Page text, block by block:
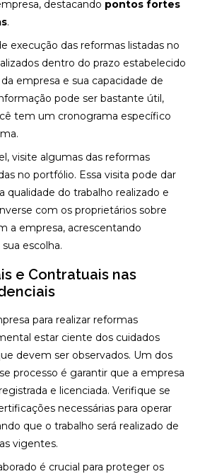
destacando pontos fortes
.
execução das reformas listadas no
dentro do prazo estabelecido
empresa e sua capacidade de
pode ser bastante útil,
tem um cronograma específico
visite algumas das reformas
no portfólio. Essa visita pode dar
qualidade do trabalho realizado e
com os proprietários sobre
a empresa, acrescentando
escolha.
e Contratuais nas
para realizar reformas
estar ciente dos cuidados
devem ser observados. Um dos
processo é garantir que a empresa
e licenciada. Verifique se
necessárias para operar
que o trabalho será realizado de
vigentes.
é crucial para proteger os